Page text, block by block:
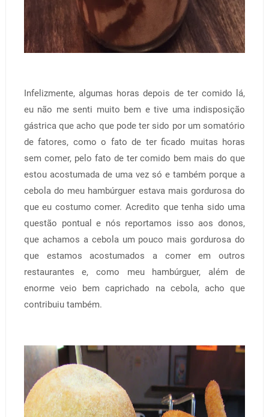
Infelizmente, algumas horas depois de ter comido lá,
eu não me senti muito bem e tive uma indisposição
gástrica que acho que pode ter sido por um somatório
de fatores, como o fato de ter ficado muitas horas
sem comer, pelo fato de ter comido bem mais do que
estou acostumada de uma vez só e também porque a
cebola do meu hambúrguer estava mais gordurosa do
que eu costumo comer. Acredito que tenha sido uma
questão pontual e nós reportamos isso aos donos,
que achamos a cebola um pouco mais gordurosa do
que estamos acostumados a comer em outros
restaurantes e, como meu hambúrguer, além de
enorme veio bem caprichado na cebola, acho que
contribuiu também.